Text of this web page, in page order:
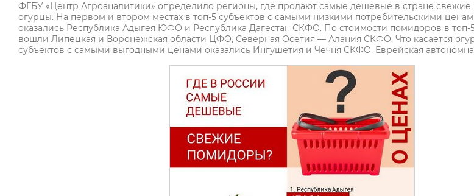
ФГБУ «Центр Агроаналитики» определило регионы, где продают самые дешевые в стране
огурцы. На первом и втором местах в топ-5 субъектов с самыми низкими потребительскими
оказались Республика Адыгея ЮФО и Республика Дагестан СКФО. По стоимости помидоров в топ-
вошли Липецкая и Воронежская области ЦФО, Северная Осетия — Алания СКФО. Что касается
субъектов с самыми выгодными ценами оказались Ингушетия и Чечня СКФО, Еврейская